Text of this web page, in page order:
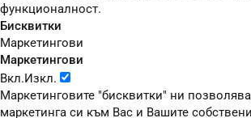
функционалност.
Бисквитки
Маркетингови
Маркетингови
Вкл.Изкл.
Маркетинговите "бисквитки" ни
маркетинга си към Вас и Вашите